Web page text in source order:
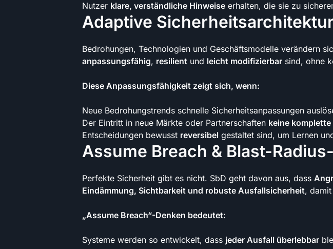
Nutzer klare, verständliche Hinweise erhalten, die sie zu
Adaptive Sicherheitsarchitektur
Bedrohungen, Technologien und Geschäftsmodelle verändern
anpassungsfähig, resilient und leicht modifizierbar sind, ohne
Diese Anpassungsfähigkeit zeigt sich, wenn:
Neue Bedrohungstrends schnelle Sicherheitsanpassungen
Der Eintritt in neue Märkte oder Partnerschaften keine
Entscheidungen bewusst reversibel gestaltet sind, um Lernen
Assume Breach & Blast-
Perfekte Sicherheit gibt es nicht. SbD geht davon aus, dass
Eindämmung, Sichtbarkeit und robuste Ausfallsicherheit,
„Assume Breach“-Denken bedeutet:
Systeme werden so entwickelt, dass jeder Ausfall überlebbar